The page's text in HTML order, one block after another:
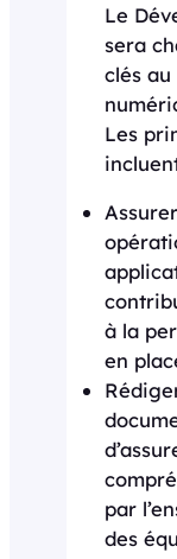
Le
sera
clés au
Les
à la
en
par
des